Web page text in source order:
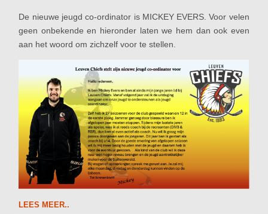
De nieuwe jeugd co-ordinator is MICKEY EVERS. Voor velen
geen onbekende en hieronder laten we hem dan ook even
aan het woord om zichzelf voor te stellen.
LEES MEER..